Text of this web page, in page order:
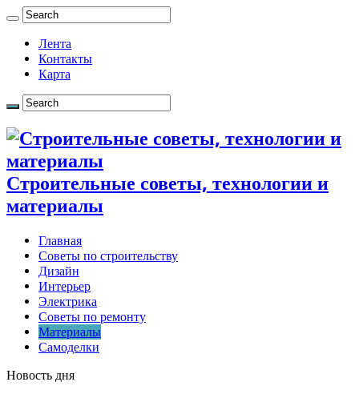
Лента
Контакты
Карта
Строительные советы, технологии и
материалы
Главная
Советы по строительству
Дизайн
Интерьер
Электрика
Советы по ремонту
Материалы
Самоделки
Новость дня